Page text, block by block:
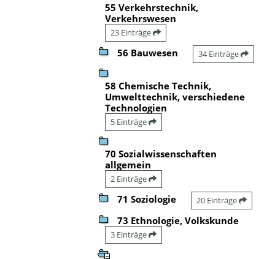
55 Verkehrstechnik,
Verkehrswesen
23 Einträge
56 Bauwesen 34 Einträge
58 Chemische Technik,
Umwelttechnik, verschiedene
Technologien
5 Einträge
70 Sozialwissenschaften
allgemein
2 Einträge
71 Soziologie 20 Einträge
73 Ethnologie, Volkskunde
3 Einträge